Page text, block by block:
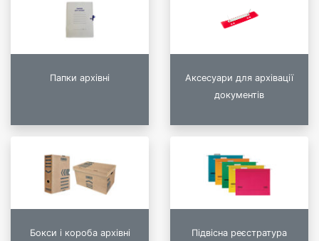
Папки архівні
Аксесуари для архівації
документів
Бокси і короба архівні Підвісна реєстратура